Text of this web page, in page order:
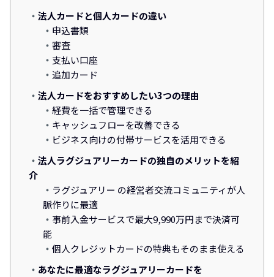
法人カードと個人カードの違い
申込書類
審査
支払い口座
追加カード
法人カードをおすすめしたい3つの理由
経費を一括で管理できる
キャッシュフローを改善できる
ビジネス向けの付帯サービスを活用できる
法人ラグジュアリーカードの独自のメリットを紹
介
ラグジュアリー の経営者交流コミュニティが人
脈作りに最適
事前入金サービスで最大9,990万円まで決済可
能
個人クレジットカードの特典もそのまま使える
あなたに最適なラグジュアリーカードを